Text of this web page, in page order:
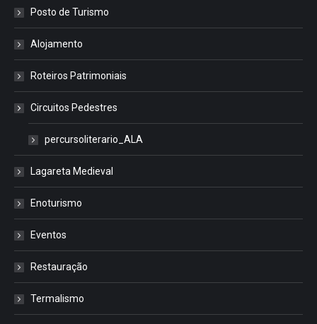
Posto de Turismo
Alojamento
Roteiros Patrimoniais
Circuitos Pedestres
percursoliterario_ALA
Lagareta Medieval
Enoturismo
Eventos
Restauração
Termalismo